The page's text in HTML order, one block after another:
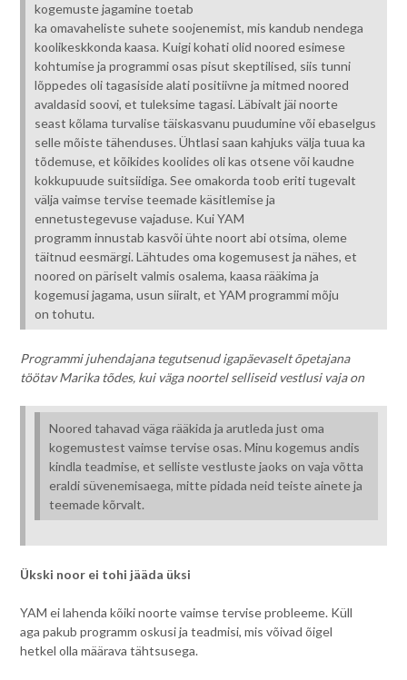
kogemuste jagamine toetab
ka omavaheliste suhete soojenemist, mis kandub nendega
koolikeskkonda kaasa. Kuigi kohati olid noored esimese
kohtumise ja programmi osas pisut skeptilised, siis tunni
lõppedes oli tagasiside alati positiivne ja mitmed noored
avaldasid soovi, et tuleksime tagasi. Läbivalt jäi noorte
seast kõlama turvalise täiskasvanu puudumine või ebaselgus
selle mõiste tähenduses. Ühtlasi saan kahjuks välja tuua ka
tõdemuse, et kõikides koolides oli kas otsene või kaudne
kokkupuude suitsiidiga. See omakorda toob eriti tugevalt
välja vaimse tervise teemade käsitlemise ja
ennetustegevuse vajaduse. Kui YAM
programm innustab kasvõi ühte noort abi otsima, oleme
täitnud eesmärgi. Lähtudes oma kogemusest ja nähes, et
noored on päriselt valmis osalema, kaasa rääkima ja
kogemusi jagama, usun siiralt, et YAM programmi mõju
on tohutu.
Programmi juhendajana tegutsenud igapäevaselt õpetajana
töötav Marika tõdes, kui väga noortel selliseid vestlusi vaja on
Noored tahavad väga rääkida ja arutleda just oma
kogemustest vaimse tervise osas. Minu kogemus andis
kindla teadmise, et selliste vestluste jaoks on vaja võtta
eraldi süvenemisaega, mitte pidada neid teiste ainete ja
teemade kõrvalt.
Ükski noor ei tohi jääda üksi
YAM ei lahenda kõiki noorte vaimse tervise probleeme. Küll
aga pakub programm oskusi ja teadmisi, mis võivad õigel
hetkel olla määrava tähtsusega.